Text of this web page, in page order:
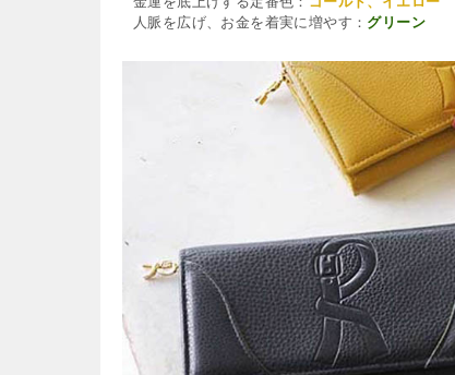
人脈を広げ、お金を着実に増やす： グリーン